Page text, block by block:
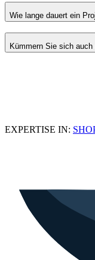
Wie lange dauert ein
Kümmern Sie sich
EXPERTISE IN: